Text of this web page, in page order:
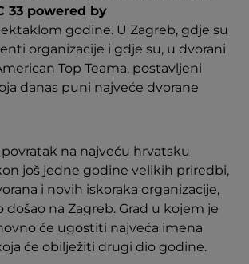
33 powered by
godine. U Zagreb, gdje su
organizacije i gdje su, u dvorani
Top Teama, postavljeni
danas puni najveće dvorane
povratak na najveću hrvatsku
još jedne godine velikih priredbi,
i novih iskoraka organizacije,
došao na Zagreb. Grad u kojem je
će ugostiti najveća imena
će obilježiti drugi dio godine.